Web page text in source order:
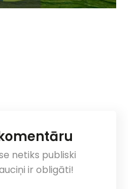
netiks publiski
ir obligāti!